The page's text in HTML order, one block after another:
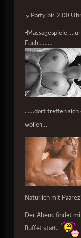
—
Party bis 2.00 Uhr
-Massagespiele
Euch………
……dort treffen sich
wollen…
Natürlich mit
Der Abend findet
Buffet statt..